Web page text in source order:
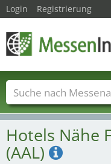
Hotels Nähe
(AAL)
Login Registrierung
Messenamen